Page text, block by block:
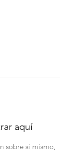
aquí
sobre sí mismo,